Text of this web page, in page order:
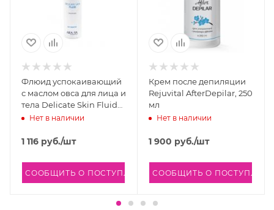
Флюид успокаивающий
с маслом овса для лица и
тела Delicate Skin Fluid
Aravia Professional, 250
Нет в наличии
1 116 руб./шт
СООБЩИТЬ О ПОСТУПЛЕНИИ
Крем после депиляции
Rejuvital AfterDepilar, 250
мл
Нет в наличии
1 900 руб./шт
СООБЩИТЬ О